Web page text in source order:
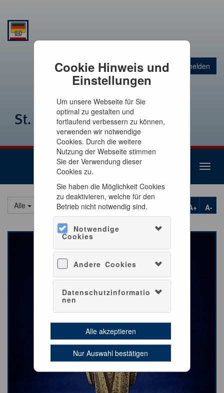
Cookie Hinweis und
Einstellungen
Um unsere Webseite für Sie
optimal zu gestalten und
fortlaufend verbessern zu können,
verwenden wir notwendige
Cookies. Durch die weitere
Nutzung der Webseite stimmen
Sie der Verwendung dieser
Cookies zu.
Sie haben die Möglichkeit Cookies
zu deaktivieren, welche für den
Betrieb nicht notwendig sind.
Notwendige
Cookies
Andere Cookies
Datenschutzinformatio
nen
Alle akzeptieren
Nur Auswahl bestätigen
Warenkorb
0 Artikel 0,00 €
Anmelden
Alle A-
A+